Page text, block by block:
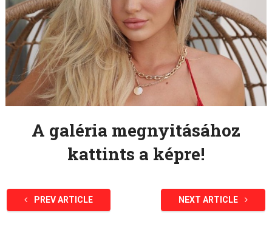
A galéria megnyitásához
kattints a képre!
PREV ARTICLE NEXT ARTICLE